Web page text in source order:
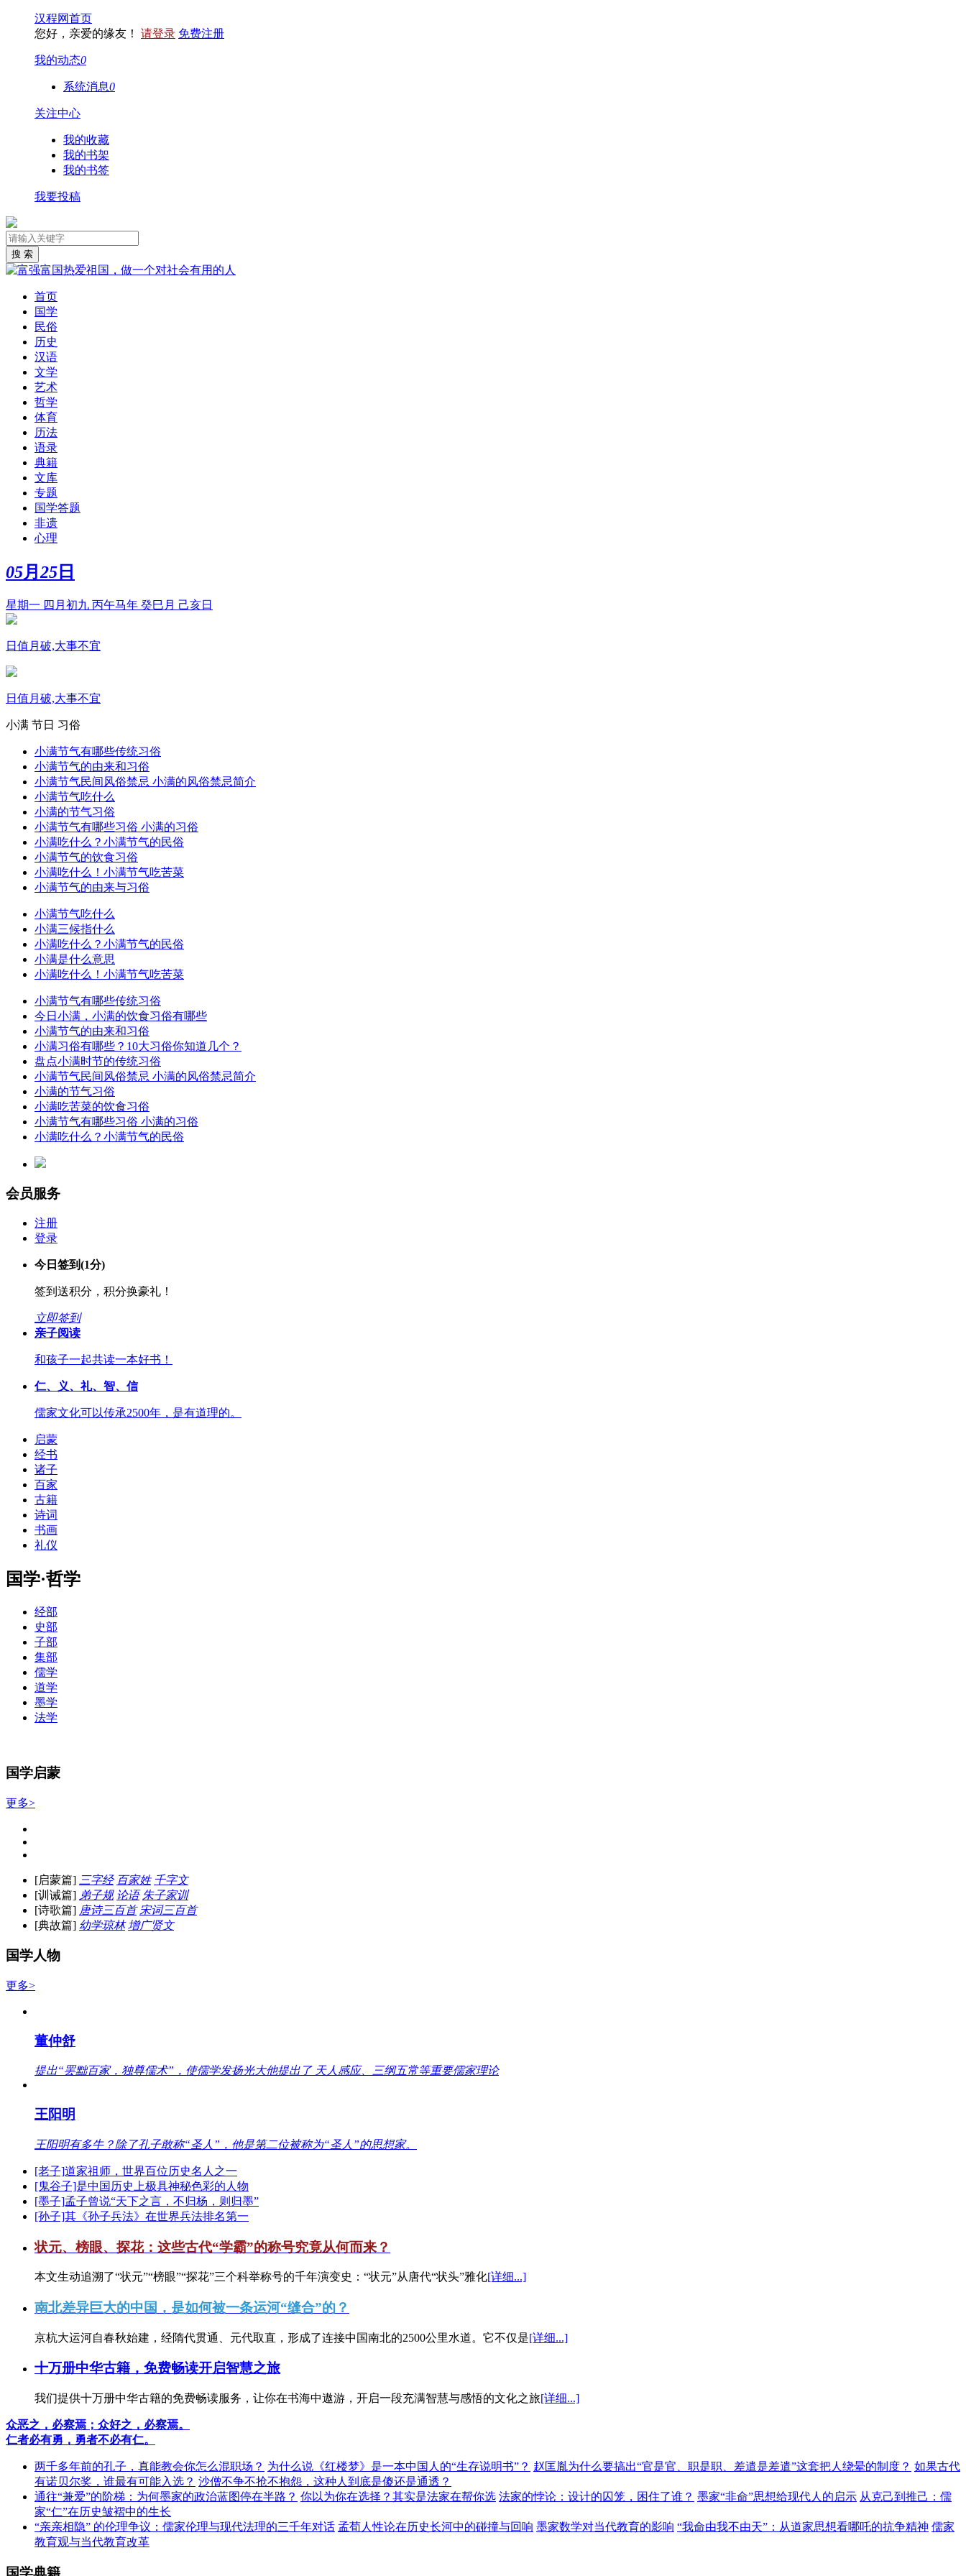
汉程网首页
您好，亲爱的缘友！ 请登录 免费注册
我的动态0
系统消息0
关注中心
我的收藏
我的书架
我的书签
我要投稿
首页
国学
民俗
历史
汉语
文学
艺术
哲学
体育
历法
语录
典籍
文库
专题
国学答题
非遗
心理
05月 25 日
星期一 四月初九 丙午马年 癸巳月 己亥日
日值月破,大事不宜
日值月破,大事不宜
小满 节日 习俗
小满节气有哪些传统习俗
小满节气的由来和习俗
小满节气民间风俗禁忌 小满的风俗禁忌简介
小满节气吃什么
小满的节气习俗
小满节气有哪些习俗 小满的习俗
小满吃什么？小满节气的民俗
小满节气的饮食习俗
小满吃什么！小满节气吃苦菜
小满节气的由来与习俗
小满节气吃什么
小满三候指什么
小满吃什么？小满节气的民俗
小满是什么意思
小满吃什么！小满节气吃苦菜
小满节气有哪些传统习俗
今日小满，小满的饮食习俗有哪些
小满节气的由来和习俗
小满习俗有哪些？10大习俗你知道几个？
盘点小满时节的传统习俗
小满节气民间风俗禁忌 小满的风俗禁忌简介
小满的节气习俗
小满吃苦菜的饮食习俗
小满节气有哪些习俗 小满的习俗
小满吃什么？小满节气的民俗
会员服务
注册
登录
今日签到(1分)
签到送积分，积分换豪礼！
立即签到
亲子阅读
和孩子一起共读一本好书！
仁、义、礼、智、信
儒家文化可以传承2500年，是有道理的。
启蒙
经书
诸子
百家
古籍
诗词
书画
礼仪
国学·哲学
经部
史部
子部
集部
儒学
道学
墨学
法学
国学启蒙
更多>
[启蒙篇] 三字经 百家姓 千字文
[训诫篇] 弟子规 论语 朱子家训
[诗歌篇] 唐诗三百首 宋词三百首
[典故篇] 幼学琼林 增广贤文
国学人物
更多>
董仲舒
提出“罢黜百家，独尊儒术”，使儒学发扬光大他提出了 天人感应、三纲五常等重要儒家理论
王阳明
王阳明有多牛？除了孔子敢称“圣人”，他是第二位被称为“圣人”的思想家。
[老子]道家祖师，世界百位历史名人之一
[鬼谷子]是中国历史上极具神秘色彩的人物
[墨子]孟子曾说“天下之言，不归杨，则归墨”
[孙子]其《孙子兵法》在世界兵法排名第一
状元、榜眼、探花：这些古代“学霸”的称号究竟从何而来？
本文生动追溯了“状元”“榜眼”“探花”三个科举称号的千年演变史：“状元”从唐代“状头”雅化[详细...]
南北差异巨大的中国，是如何被一条运河“缝合”的？
京杭大运河自春秋始建，经隋代贯通、元代取直，形成了连接中国南北的2500公里水道。它不仅是[详细...]
十万册中华古籍，免费畅读开启智慧之旅
我们提供十万册中华古籍的免费畅读服务，让你在书海中遨游，开启一段充满智慧与感悟的文化之旅[详细...]
众恶之，必察焉；众好之，必察焉。
仁者必有勇，勇者不必有仁。
两千多年前的孔子，真能教会你怎么混职场？ 为什么说《红楼梦》是一本中国人的“生存说明书”？ 赵匡胤为什么要搞出“官是官、职是职、差遣是差遣”这套把人绕晕的制度？ 如果古代
有诺贝尔奖，谁最有可能入选？ 沙僧不争不抢不抱怨，这种人到底是傻还是通透？
通往“兼爱”的阶梯：为何墨家的政治蓝图停在半路？ 你以为你在选择？其实是法家在帮你选 法家的悖论：设计的囚笼，困住了谁？ 墨家“非命”思想给现代人的启示 从克己到推己：儒
家“仁”在历史皱褶中的生长
“亲亲相隐” 的伦理争议：儒家伦理与现代法理的三千年对话 孟荀人性论在历史长河中的碰撞与回响 墨家数学对当代教育的影响 “我命由我不由天”：从道家思想看哪吒的抗争精神 儒家
教育观与当代教育改革
国学典籍